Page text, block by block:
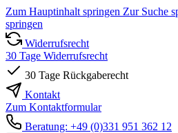
Zum Hauptinhalt springen Zur Suche
springen
Widerrufsrecht
30 Tage Widerrufsrecht
30 Tage Rückgaberecht
Kontakt
Zum Kontaktformular
Beratung: +49 (0)331 951 362 12